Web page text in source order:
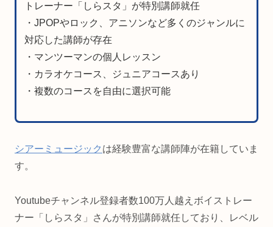
トレーナー「しらスタ」が特別講師就任
・JPOPやロック、アニソンなど多くのジャンルに
対応した講師が存在
・マンツーマンの個人レッスン
・カラオケコース、ジュニアコースあり
・複数のコースを自由に選択可能
シアーミュージック は経験豊富な講師陣が在籍していま
す。
Youtubeチャンネル登録者数100万人越えボイストレー
ナー「しらスタ」さんが特別講師就任しており、レベル